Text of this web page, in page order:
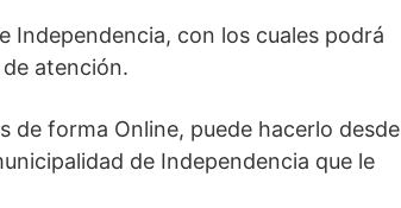
Independencia, con los cuales podrá
atención.
de forma Online, puede hacerlo desde
de Independencia que le